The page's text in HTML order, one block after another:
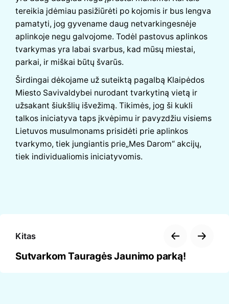
tereikia įdėmiau pasižiūrėti po kojomis ir bus lengva
pamatyti, jog gyvename daug netvarkingesnėje
aplinkoje negu galvojome. Todėl pastovus aplinkos
tvarkymas yra labai svarbus, kad mūsų miestai,
parkai, ir miškai būtų švarūs.
Širdingai dėkojame už suteiktą pagalbą Klaipėdos
Miesto Savivaldybei nurodant tvarkytiną vietą ir
užsakant šiukšlių išvežimą. Tikimės, jog ši kukli
talkos iniciatyva taps įkvėpimu ir pavyzdžiu visiems
Lietuvos musulmonams prisidėti prie aplinkos
tvarkymo, tiek jungiantis prie„Mes Darom“ akcijų,
tiek individualiomis iniciatyvomis.
Kitas
Sutvarkom Tauragės Jaunimo parką!